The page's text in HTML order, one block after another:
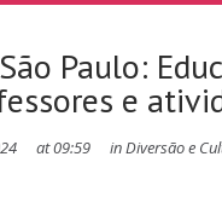
Paulo:
e
at09:59 inDiversão e